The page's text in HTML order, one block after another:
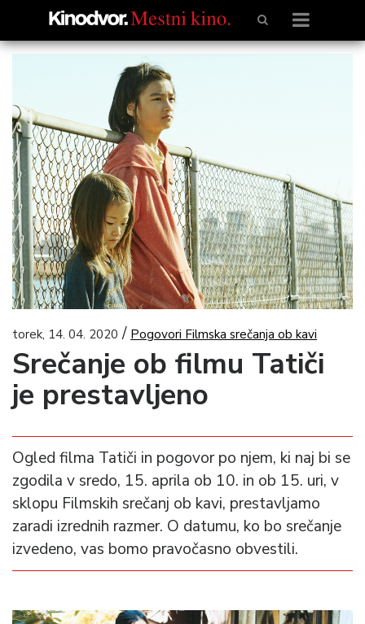
torek, 14. 04. 2020 / Pogovori Filmska srečanja ob kavi
Srečanje ob filmu Tatiči
je prestavljeno
Ogled filma Tatiči in pogovor po njem, ki naj bi se
zgodila v sredo, 15. aprila ob 10. in ob 15. uri, v
sklopu Filmskih srečanj ob kavi, prestavljamo
zaradi izrednih razmer. O datumu, ko bo srečanje
izvedeno, vas bomo pravočasno obvestili.